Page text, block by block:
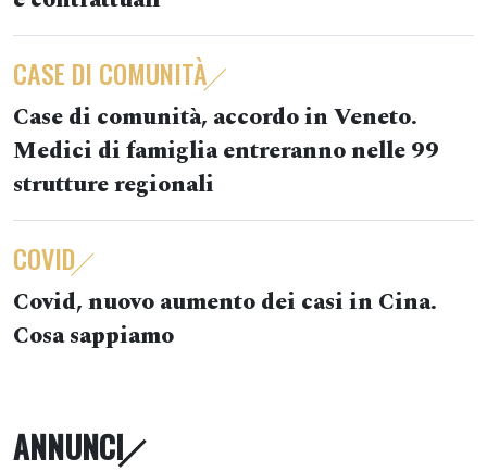
CASE DI COMUNITÀ
Case di comunità, accordo in Veneto.
Medici di famiglia entreranno nelle 99
strutture regionali
COVID
Covid, nuovo aumento dei casi in Cina.
Cosa sappiamo
ANNUNCI